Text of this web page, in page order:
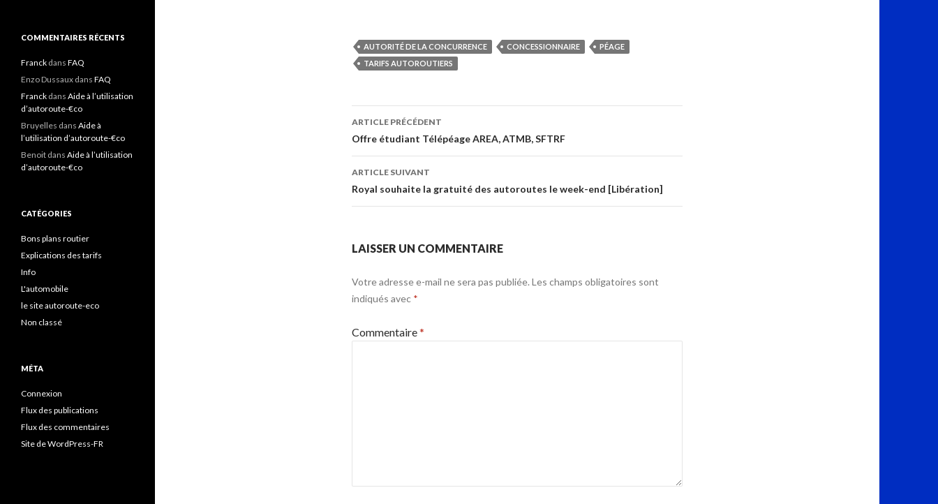
AUTORITÉ DE LA CONCURRENCE CONCESSIONNAIRE
PÉAGE
TARIFS AUTOROUTIERS
Navigation
des
articles
ARTICLE PRÉCÉDENT
Offre étudiant Télépéage AREA, ATMB, SFTRF
ARTICLE SUIVANT
Royal souhaite la gratuité des autoroutes le week-end [Libération]
LAISSER UN COMMENTAIRE
Votre adresse e-mail ne sera pas publiée. Les champs obligatoires sont
indiqués avec *
Commentaire*
COMMENTAIRES RÉCENTS
Franck dans FAQ
Enzo Dussaux dans FAQ
Franck dans Aide à l’utilisation
d’autoroute-€co
Bruyelles dans Aide à
l’utilisation d’autoroute-€co
Benoit dans Aide à l’utilisation
d’autoroute-€co
CATÉGORIES
Bons plans routier
Explications des tarifs
Info
L'automobile
le site autoroute-eco
Non classé
MÉTA
Connexion
Flux des publications
Flux des commentaires
Site de WordPress-FR